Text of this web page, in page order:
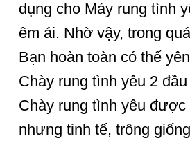
dụng cho Máy rung tình
êm ái. Nhờ vậy, trong
Bạn hoàn toàn có thể
Chày rung tình yêu 2
Chày rung tình yêu
nhưng tinh tế, trông